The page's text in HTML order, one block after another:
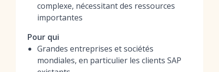
complexe, nécessitant des ressources
importantes
Pour qui
Grandes entreprises et sociétés
mondiales, en particulier les clients SAP